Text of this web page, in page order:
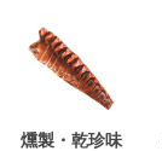
燻製・乾珍味